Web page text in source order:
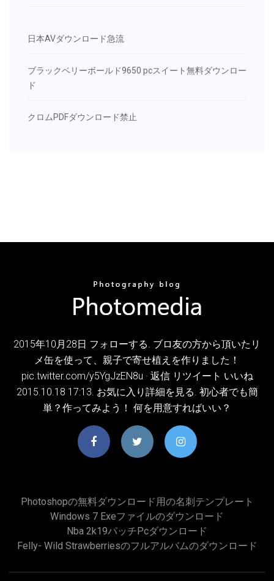
日本AVダウンロード急流
ブラックベリーボールド9650 pcスイート無料ダウンロー
ド
クロムPDFダウンロード禁止
2015年10月28日 フォローする. ブロ友の方から頂いたリ
メ缶を使って、親子で寄せ植えを作りました！
pic.twitter.com/y5YgJzEN8u · 返信 リツイート いいね
2015.10.18 17:13. お気に入り詳細を見る. 初心者でも簡
単？作ってみよう！ 何を用意すればいい？
Photoshopの無料ダウンロード用の名刺テンプレート
Windows 7 Exeファイルのダウンロード
Nba 2k19パッチpcダウンロード
Felly- Wild Strawberriesのフルアルバムのダウンロード